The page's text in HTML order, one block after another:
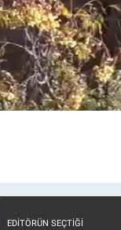
EDITÖRÜN SEÇTIĞI